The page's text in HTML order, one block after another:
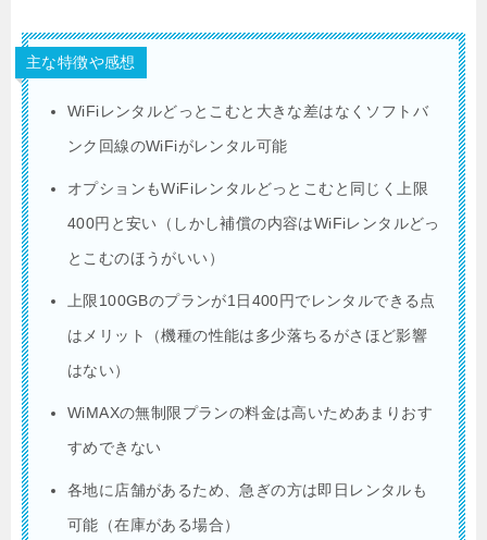
主な特徴や感想
WiFiレンタルどっとこむと大きな差はなくソフトバ
ンク回線のWiFiがレンタル可能
オプションもWiFiレンタルどっとこむと同じく上限
400円と安い（しかし補償の内容はWiFiレンタルどっ
とこむのほうがいい）
上限100GBのプランが1日400円でレンタルできる点
はメリット（機種の性能は多少落ちるがさほど影響
はない）
WiMAXの無制限プランの料金は高いためあまりおす
すめできない
各地に店舗があるため、急ぎの方は即日レンタルも
可能（在庫がある場合）